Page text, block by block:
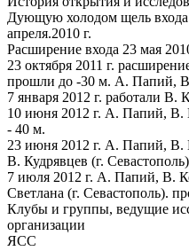
Дующую холодом щель
апреля.2010 г.
Расширение входа 23 мая
23 октября 2011 г.
прошли до -30 м. А. Папий,
7 января 2012 г. работали
10 июня 2012 г. А. Папий,
- 40 м.
23 июня 2012 г. А. Папий, В.
В. Кудрявцев (г.
7 июля 2012 г. А. Папий, В.
Светлана (г. Севастополь).
Клубы и группы, ведущие
организации
ЯСС